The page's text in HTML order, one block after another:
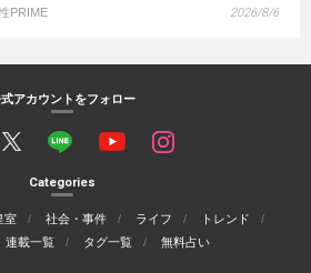
PRIME 2026/8/6
アカウントをフォロー
Categories
室 社会・事件 ライフ
トレンド
連載一覧 タグ一覧 無料占い